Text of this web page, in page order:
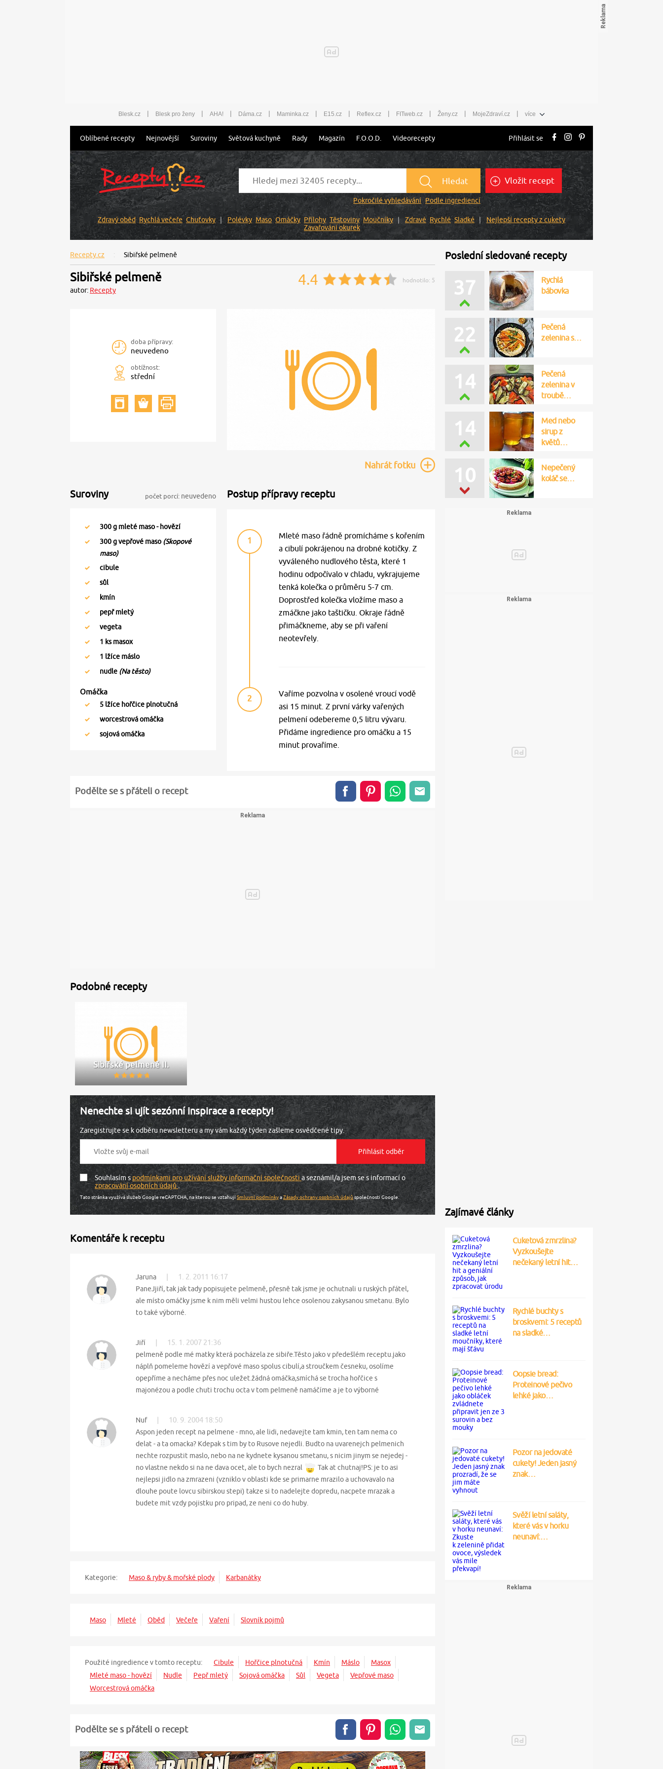
Blesk.cz | Blesk pro ženy | AHA! | Dáma.cz | Maminka.cz | E15.cz | Reflex.cz | FITweb.cz | Ženy.cz | MojeZdraví.cz | více
Oblíbené recepty Nejnovější Suroviny Světová kuchyně Rady Magazín F.O.O.D. Videorecepty Přihlásit se
Hledat
Pokročilé vyhledávání Podle ingrediencí
Vložit recept
Zdravý oběd Rychlá večeře Chuťovky Polévky Maso Omáčky Přílohy Těstoviny Moučníky Zdravé Rychlé Sladké
Nejlepší recepty z cukety
Zavařování okurek
Recepty.cz Sibiřské pelmeně
Sibiřské pelmeně
autor: Recepty
4.4 hodnotilo: 5
doba přípravy:
neuvedeno
obtížnost:
střední
Nahrátfotku
Suroviny počet porcí: neuvedeno
300g mleté maso - hovězí
300g vepřové maso (Skopové
maso)
cibule
sůl
kmín
pepř mletý
vegeta
1 ks masox
1 lžíce máslo
nudle (Na těsto)
Omáčka
5 lžíce hořčice plnotučná
worcestrová omáčka
sojová omáčka
Postup přípravy receptu
1
Mleté maso řádně promícháme s kořením
a cibulí pokrájenou na drobné kotičky. Z
vyváleného nudlového těsta, které 1
hodinu odpočívalo v chladu, vykrajujeme
tenká kolečka o průměru 5-7 cm.
Doprostřed kolečka vložíme maso a
zmáčkne jako taštičku. Okraje řádně
přimáčkneme, aby se při vaření
neotevřely.
2
Vaříme pozvolna v osolené vroucí vodě
asi 15 minut. Z první várky vařených
pelmení odebereme 0,5 litru vývaru.
Přidáme ingredience pro omáčku a 15
minut provaříme.
Podělte se s přáteli o recept
Podobné recepty
Sibiřské pelmeně II.
Nenechte si ujít sezónní inspirace a recepty!
Zaregistrujte se k odběru newsletteru a my vám každý týden zašleme osvědčené tipy.
Souhlasím spodmínkami pro užívání služby informační společnosti a seznámil/a jsem se s informací o
zpracování osobních údajů.
Tato stránka využívá služeb Google reCAPTCHA, na kterou se vztahujíSmluvní podmínkyaZásady ochrany osobních údajůspolečnosti Google.
Komentáře k receptu
Jaruna 1. 2. 2011 16:17
PaneJjiří, tak jak tady popisujete pelmeně, přesně tak jsme je ochutnali u ruských přátel,
ale místo omáčky jsme k nim měli velmi hustou lehce osolenou zakysanou smetanu. Bylo
to také výborné.
Jiří 15. 1. 2007 21:36
pelmeně podle mé matky která pocházela ze sibiře.Těsto jako v předešlém receptu.jako
náplň pomeleme hovězí a vepřové maso spolus cibulí,a stroučkem česneku, osolíme
opepříme a necháme přes noc uležet.žádná omáčka,smíchá se trocha hořčice s
majonézou a podle chuti trochu octa v tom pelmeně namáčíme a je to výborné
Nuf 10. 9. 2004 18:50
Aspon jeden recept na pelmene - mno, ale lidi, nedavejte tam kmin, ten tam nema co
delat - a ta omacka? Kdepak s tim by to Rusove nejedli. Budto na uvarenejch pelmenich
nechte rozpustit maslo, nebo na ne kydnete kysanou smetanu, s nicim jinym se nejedej -
no vlastne nekdo si na ne dava ocet, ale to bych nezral
Tak at chutnaj!PS: je to asi
nejlepsi jidlo na zmrazeni (vzniklo v oblasti kde se primarne mrazilo a uchovavalo na
dlouhe poute lovcu sibirskou stepi) takze si to nadelejte dopredu, nacpete mrazak a
budete mit vzdy pojistku pro pripad, ze neni co do huby.
Kategorie: Maso & ryby & mořské plody Karbanátky
Maso Mleté Oběd Večeře Vaření Slovník pojmů
Použité ingredience v tomto receptu: Cibule Hořčice plnotučná Kmín Máslo
Masox
Mleté maso - hovězí
Nudle Pepř mletý Sojová omáčka Sůl Vegeta
Vepřové maso
Worcestrová omáčka
Podělte se s přáteli o recept
Poslední sledované recepty
35
Rychlá
bábovka
22
Pečená
zelenina s…
12
Pečená
zelenina v
troubě…
13
Med nebo
sirup z
květů…
11
Nepečený
koláč se…
Zajímavé články
Cuketová zmrzlina?
Vyzkoušejte
nečekaný letní hit…
Rychlé buchty s
broskvemi: 5 receptů
na sladké…
Oopsie bread:
Proteinové pečivo
lehké jako…
Pozor na jedovaté
cukety! Jeden jasný
znak…
Svěží letní saláty,
které vás v horku
neunaví:…